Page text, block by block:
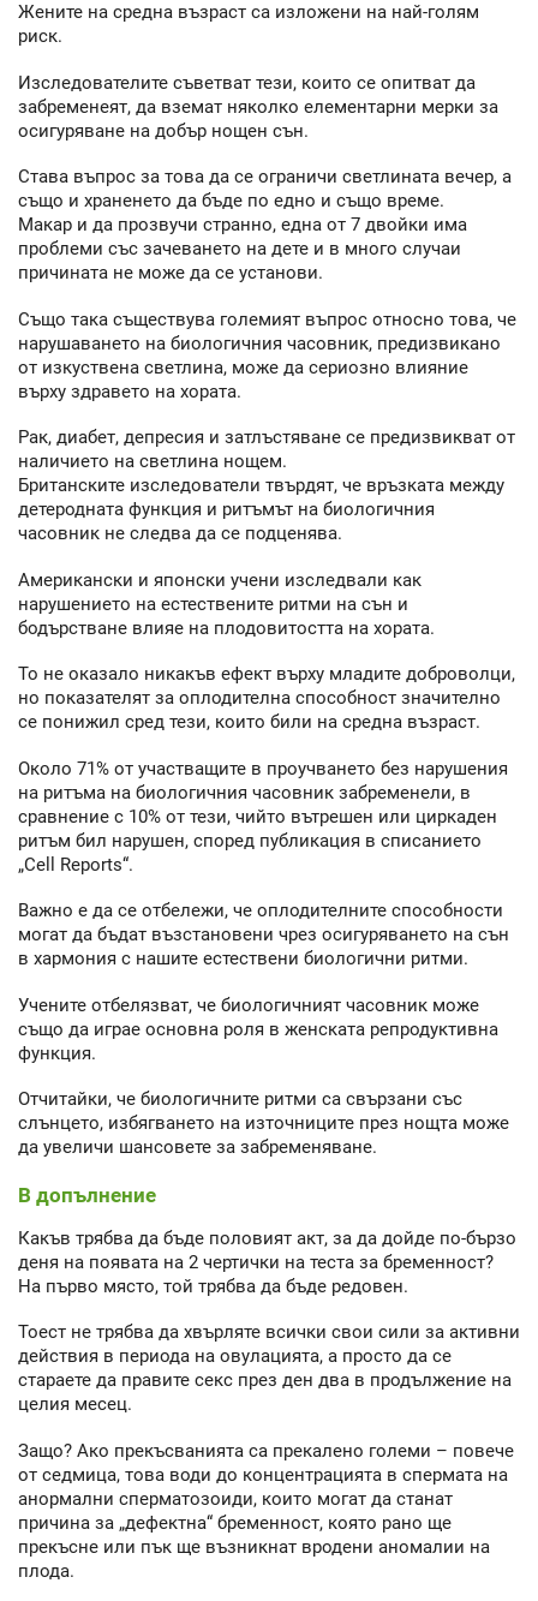
Жените на средна възраст са изложени на най-голям
риск.
Изследователите съветват тези, които се опитват да
забременеят, да вземат няколко елементарни мерки за
осигуряване на добър нощен сън.
Става въпрос за това да се ограничи светлината вечер, а
също и храненето да бъде по едно и също време.
Макар и да прозвучи странно, една от 7 двойки има
проблеми със зачеването на дете и в много случаи
причината не може да се установи.
Също така съществува големият въпрос относно това, че
нарушаването на биологичния часовник, предизвикано
от изкуствена светлина, може да сериозно влияние
върху здравето на хората.
Рак, диабет, депресия и затлъстяване се предизвикват от
наличието на светлина нощем.
Британските изследователи твърдят, че връзката между
детеродната функция и ритъмът на биологичния
часовник не следва да се подценява.
Американски и японски учени изследвали как
нарушението на естествените ритми на сън и
бодърстване влияе на плодовитостта на хората.
То не оказало никакъв ефект върху младите доброволци,
но показателят за оплодителна способност значително
се понижил сред тези, които били на средна възраст.
Около 71% от участващите в проучването без нарушения
на ритъма на биологичния часовник забременели, в
сравнение с 10% от тези, чийто вътрешен или циркаден
ритъм бил нарушен, според публикация в списанието
„Cell Reports“.
Важно е да се отбележи, че оплодителните способности
могат да бъдат възстановени чрез осигуряването на сън
в хармония с нашите естествени биологични ритми.
Учените отбелязват, че биологичният часовник може
също да играе основна роля в женската репродуктивна
функция.
Отчитайки, че биологичните ритми са свързани със
слънцето, избягването на източниците през нощта може
да увеличи шансовете за забременяване.
В допълнение
Какъв трябва да бъде половият акт, за да дойде по-бързо
деня на появата на 2 чертички на теста за бременност?
На първо място, той трябва да бъде редовен.
Тоест не трябва да хвърляте всички свои сили за активни
действия в периода на овулацията, а просто да се
стараете да правите секс през ден два в продължение на
целия месец.
Защо? Ако прекъсванията са прекалено големи – повече
от седмица, това води до концентрацията в спермата на
анормални сперматозоиди, които могат да станат
причина за „дефектна“ бременност, която рано ще
прекъсне или пък ще възникнат вродени аномалии на
плода.